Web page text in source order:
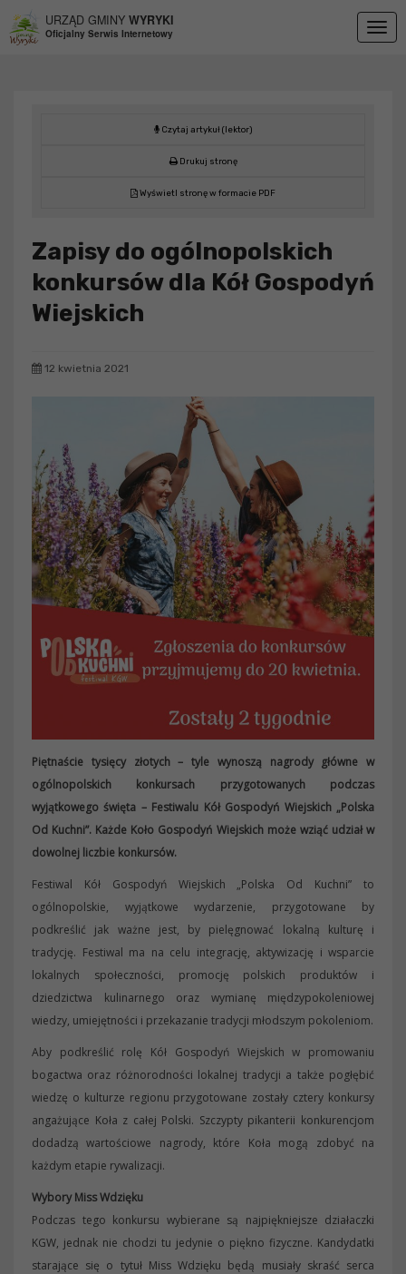
URZĄD GMINY WYRYKI
Oficjalny Serwis Internetowy
Czytaj artykuł (lektor)
Drukuj stronę
Wyświetl stronę w formacie PDF
Zapisy do ogólnopolskich
konkursów dla Kół Gospodyń
Wiejskich
12 kwietnia 2021
Piętnaście tysięcy złotych – tyle wynoszą nagrody główne w
ogólnopolskich konkursach przygotowanych podczas
wyjątkowego święta – Festiwalu Kół Gospodyń Wiejskich „Polska
Od Kuchni”. Każde Koło Gospodyń Wiejskich może wziąć udział w
dowolnej liczbie konkursów.
Festiwal Kół Gospodyń Wiejskich „Polska Od Kuchni” to
ogólnopolskie, wyjątkowe wydarzenie, przygotowane by
podkreślić jak ważne jest, by pielęgnować lokalną kulturę i
tradycję. Festiwal ma na celu integrację, aktywizację i wsparcie
lokalnych społeczności, promocję polskich produktów i
dziedzictwa kulinarnego oraz wymianę międzypokoleniowej
wiedzy, umiejętności i przekazanie tradycji młodszym pokoleniom.
Aby podkreślić rolę Kół Gospodyń Wiejskich w promowaniu
bogactwa oraz różnorodności lokalnej tradycji a także pogłębić
wiedzę o kulturze regionu przygotowane zostały cztery konkursy
angażujące Koła z całej Polski. Szczypty pikanterii konkurencjom
dodadzą wartościowe nagrody, które Koła mogą zdobyć na
każdym etapie rywalizacji.
Wybory Miss Wdzięku
Podczas tego konkursu wybierane są najpiękniejsze działaczki
KGW, jednak nie chodzi tu jedynie o piękno fizyczne. Kandydatki
starające się o tytuł Miss Wdzięku będą musiały skraść serca